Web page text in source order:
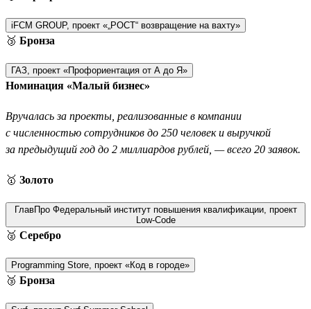
iFCM GROUP, проект «„РОСТ“ возвращение на вахту»
🥉 Бронза
ГАЗ, проект «Профориентация от А до Я»
Номинация «Малый бизнес»
Вручалась за проекты, реализованные в компании
с численностью сотрудников до 250 человек и выручкой
за предыдущий год до 2 миллиардов рублей, — всего 20 заявок.
🥇 Золото
ГлавПро Федеральный институт повышения квалификации, проект
Low-Code
🥈 Серебро
Programming Store, проект «Код в городе»
🥉 Бронза